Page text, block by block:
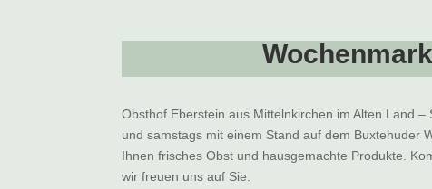
Obsthof Eberstein aus Mittelnkirchen im Alten Land –
und samstags mit einem Stand auf dem Buxtehuder
Ihnen frisches Obst und hausgemachte Produkte.
wir freuen uns auf Sie.